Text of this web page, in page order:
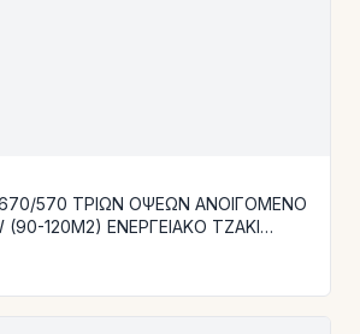
670/570 ΤΡΙΩΝ ΟΨΕΩΝ ΑΝΟΙΓΟΜΕΝΟ
(90-120M2) ΕΝΕΡΓΕΙΑΚΟ ΤΖΑΚΙ